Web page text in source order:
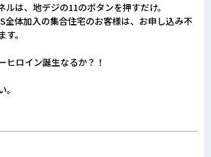
ルは、地デジの11のボタンを押すだけ。
全体加入の集合住宅のお客様は、お申し込み不
。
ヒロイン誕生なるか？！